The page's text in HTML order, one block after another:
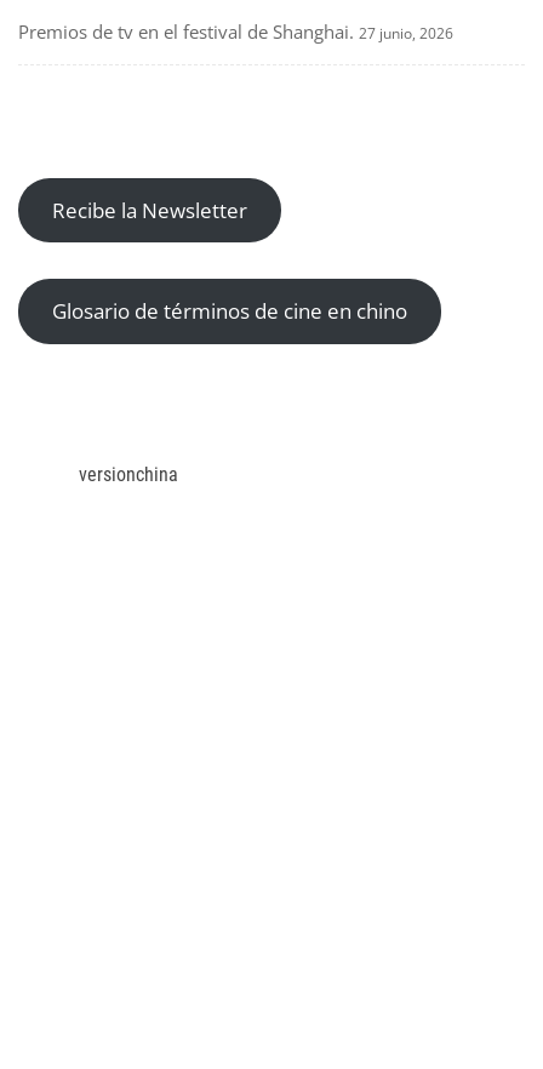
Premios de tv en el festival de Shanghai. 27 junio, 2026
Recibe la Newsletter
Glosario de términos de cine en chino
versionchina